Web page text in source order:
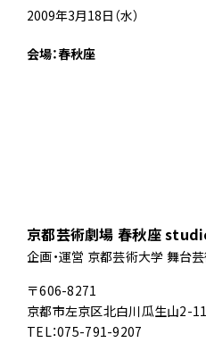
2009年3月18日（水）
会場：春秋座
京都芸術劇場 春秋座
企画・運営 京都芸術大学 舞台
〒606-8271
京都市左京区北白川瓜生山2-
TEL：075-791-9207